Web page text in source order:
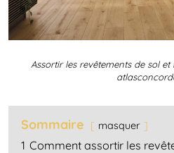
Assortir les revêtements de sol
Sommaire masquer
1 Comment assortir les